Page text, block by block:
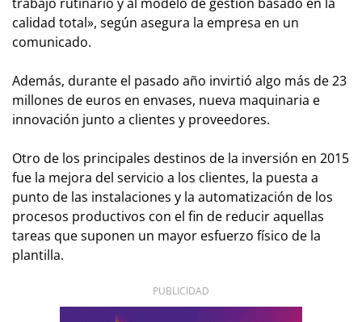
calidad total», según asegura la empresa en un
comunicado.
Además, durante el pasado año invirtió algo más de 23
millones de euros en envases, nueva maquinaria e
innovación junto a clientes y proveedores.
Otro de los principales destinos de la inversión en 2015
fue la mejora del servicio a los clientes, la puesta a
punto de las instalaciones y la automatización de los
procesos productivos con el fin de reducir aquellas
tareas que suponen un mayor esfuerzo físico de la
plantilla.
PUBLICIDAD